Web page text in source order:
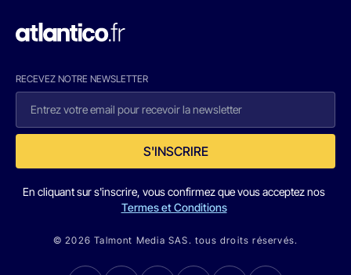
RECEVEZ NOTRE NEWSLETTER
S'INSCRIRE
En cliquant sur s'inscrire, vous confirmez que vous acceptez nos
Termes et Conditions
© 2026 Talmont Media SAS. tous droits réservés.